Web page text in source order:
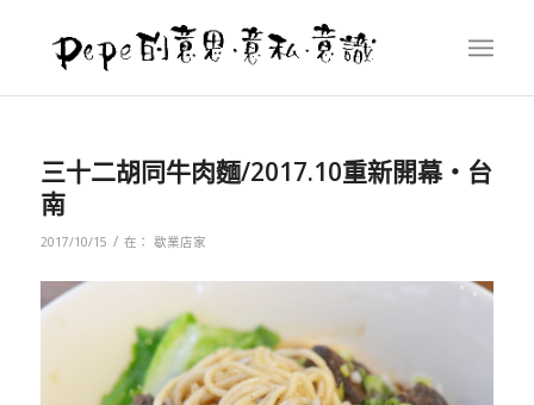
三十二胡同牛肉麵/2017.10重新開幕‧台
南
2017/10/15 / 在： 歇業店家